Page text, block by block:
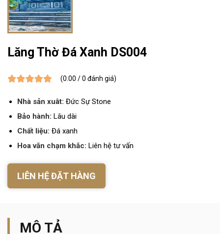
Lăng Thờ Đá Xanh DS004
(0.00 / 0 đánh giá)
Nhà sản xuât: Đức Sự Stone
Bảo hành: Lâu dài
Chất liệu: Đá xanh
Hoa văn chạm khắc: Liên hệ tư vấn
LIÊN HỆ ĐẶT HÀNG
MÔ TẢ